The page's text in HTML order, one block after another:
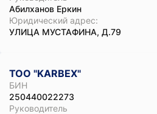
Абилханов Еркин
Юридический адрес:
УЛИЦА МУСТАФИНА, Д.79
ТОО "KARBEX"
БИН
250440022273
Руководитель